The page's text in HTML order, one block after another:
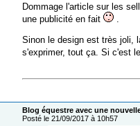
Dommage l'article sur les
une publicité en fait
.
Sinon le design est très joli,
s'exprimer, tout ça. Si c'est
Blog équestre avec une
Posté le 21/09/2017 à 10h57